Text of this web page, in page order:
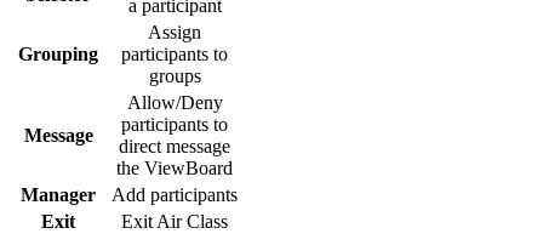
a participant
Grouping
Assign
participants to
groups
Message
Allow/Deny
participants to
direct message
the ViewBoard
Manager
Add participants
Exit
Exit Air Class